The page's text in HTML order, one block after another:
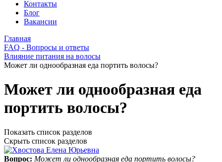
Контакты
Блог
Вакансии
Главная
FAQ - Вопросы и ответы
Влияние питания на волосы
Может ли однообразная еда портить волосы?
Может ли однообразная еда
портить волосы?
Показать список разделов
Скрыть список разделов
Вопрос: Может ли однообразная еда портить волосы?